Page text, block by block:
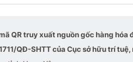
QR truy xuất nguồn gốc hàng hóa
QĐ-SHTT của Cục sở hữu trí